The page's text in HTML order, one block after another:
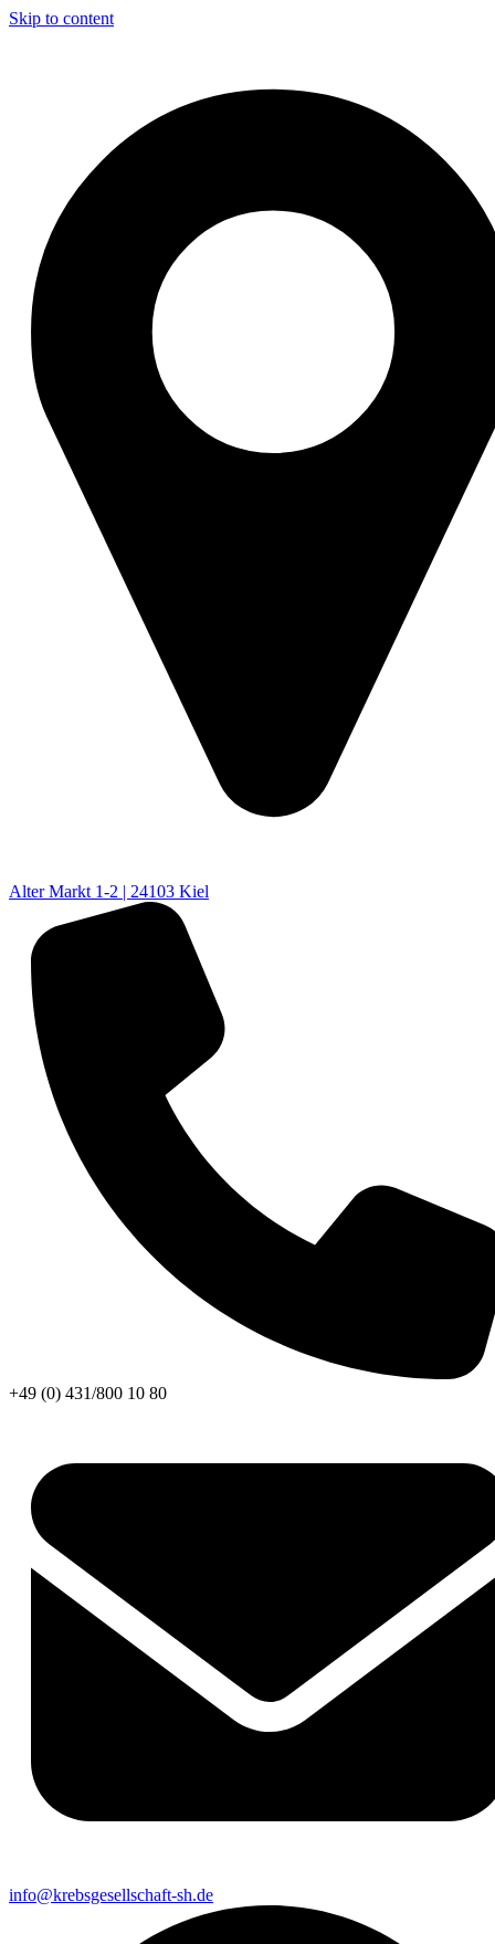
Skip to content
Alter Markt 1-2 | 24103 Kiel
+49 (0) 431/800 10 80
info@krebsgesellschaft-sh.de